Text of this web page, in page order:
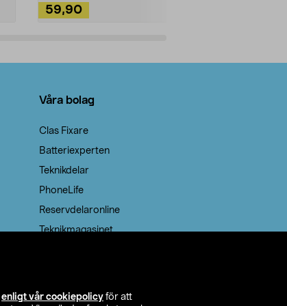
enligt vår cookiepolicy för att
59,90
Våra bolag
Clas Fixare
Batteriexperten
Teknikdelar
PhoneLife
Reservdelaronline
Teknikmagasinet